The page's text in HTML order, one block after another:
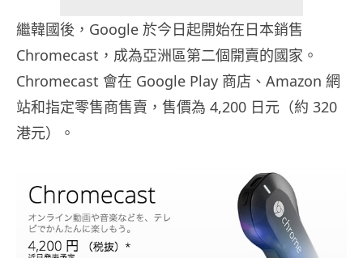
繼韓國後，Google 於今日起開始在日本銷售
Chromecast，成為亞洲區第二個開賣的國家。
Chromecast 會在 Google Play 商店、Amazon 網
站和指定零售商售賣，售價為 4,200 日元（約 320
港元）。